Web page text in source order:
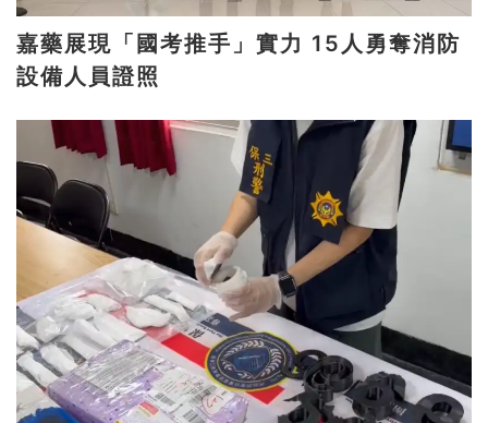
嘉藥展現「國考推手」實力 15人勇奪消防
設備人員證照